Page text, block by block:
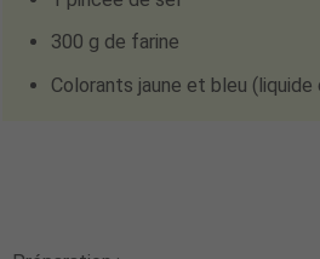
300 g de farine
Colorants jaune et bleu (liquide